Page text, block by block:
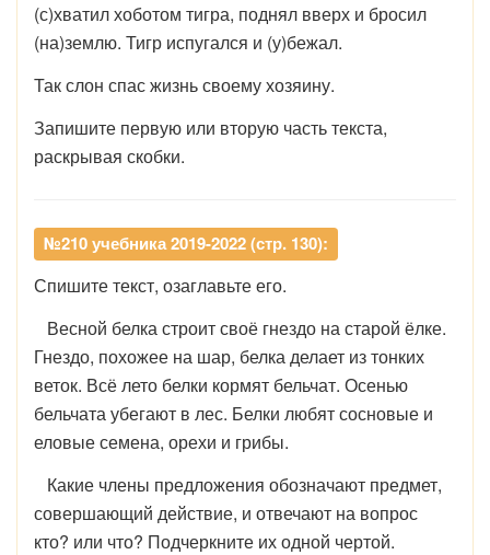
(с)хватил хоботом тигра, поднял вверх и бросил
(на)землю. Тигр испугался и (у)бежал.
Так слон спас жизнь своему хозяину.
Запишите первую или вторую часть текста,
раскрывая скобки.
№210 учебника 2019-2022 (стр. 130):
Спишите текст, озаглавьте его.
Весной белка строит своё гнездо на старой ёлке.
Гнездо, похожее на шар, белка делает из тонких
веток. Всё лето белки кормят бельчат. Осенью
бельчата убегают в лес. Белки любят сосновые и
еловые семена, орехи и грибы.
Какие члены предложения обозначают предмет,
совершающий действие, и отвечают на вопрос
кто? или что? Подчеркните их одной чертой.